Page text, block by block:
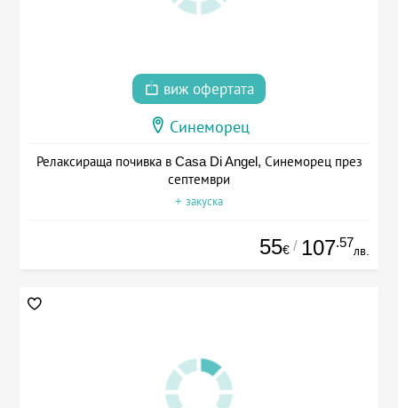
виж офертата
Синеморец
Релаксираща почивка в Casa Di Angel, Синеморец през
септември
+ закуска
55€ / 107.57
лв.